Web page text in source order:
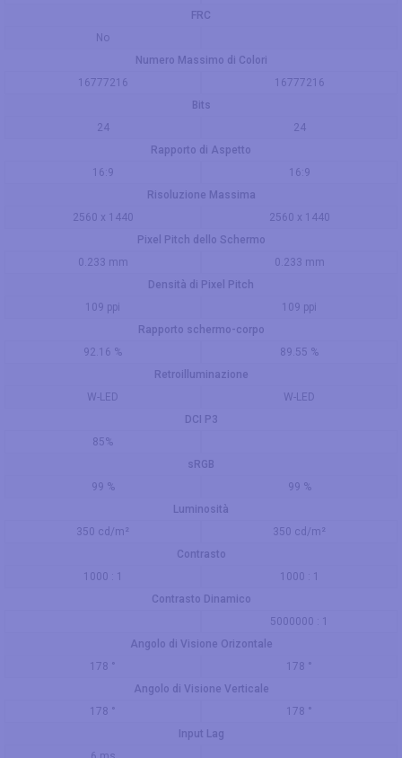
FRC
No
Numero Massimo di Colori
16777216
16777216
Bits
24
24
Rapporto di Aspetto
16:9
16:9
Risoluzione Massima
2560 x 1440
2560 x 1440
Pixel Pitch dello Schermo
0.233 mm
0.233 mm
Densità di Pixel Pitch
109 ppi
109 ppi
Rapporto schermo-corpo
92.16 %
89.55 %
Retroilluminazione
W-LED
W-LED
DCI P3
85%
sRGB
99 %
99 %
Luminosità
350 cd/m²
350 cd/m²
Contrasto
1000 : 1
1000 : 1
Contrasto Dinamico
5000000 : 1
Angolo di Visione Orizontale
178 °
178 °
Angolo di Visione Verticale
178 °
178 °
Input Lag